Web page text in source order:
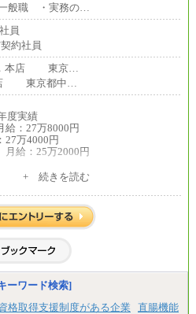
一般職 ・実務の…
員
約社員
本店 東京…
東京都中…
度実績
：27万8000円
万4000円
給：25万2000円
慮し決定いたします。
給与に変更はございません
+ 続きを読む
ーワード検索]
格取得支援制度がある企業
直腸機能